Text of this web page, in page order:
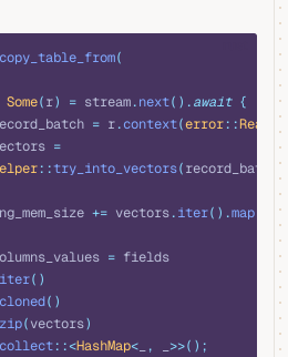
copy_table_from(
Some(r) = stream.next().await {
= r.context(error::
=
::try_into_vectors(record_batch .
+= vectors.iter().map |
= fields
iter()
cloned()
zip(vectors)
collect::<HashMap< , >>();